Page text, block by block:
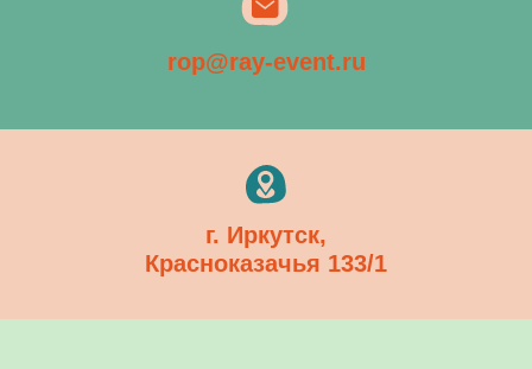
rop@ray-event.ru
г. Иркутск,
Красноказачья 133/1